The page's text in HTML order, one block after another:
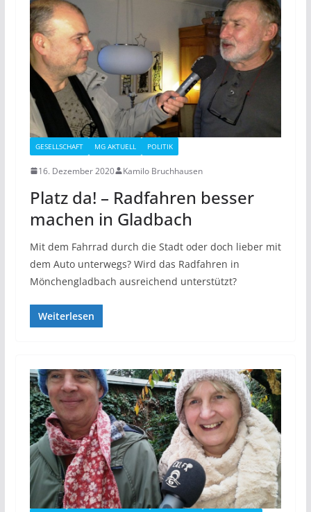
GESELLSCHAFT MG AKTUELL POLITIK
16. Dezember 2020 Kamilo Bruchhausen
Platz da! – Radfahren besser
machen in Gladbach
Mit dem Fahrrad durch die Stadt oder doch lieber mit
dem Auto unterwegs? Wird das Radfahren in
Mönchengladbach ausreichend unterstützt?
Weiterlesen